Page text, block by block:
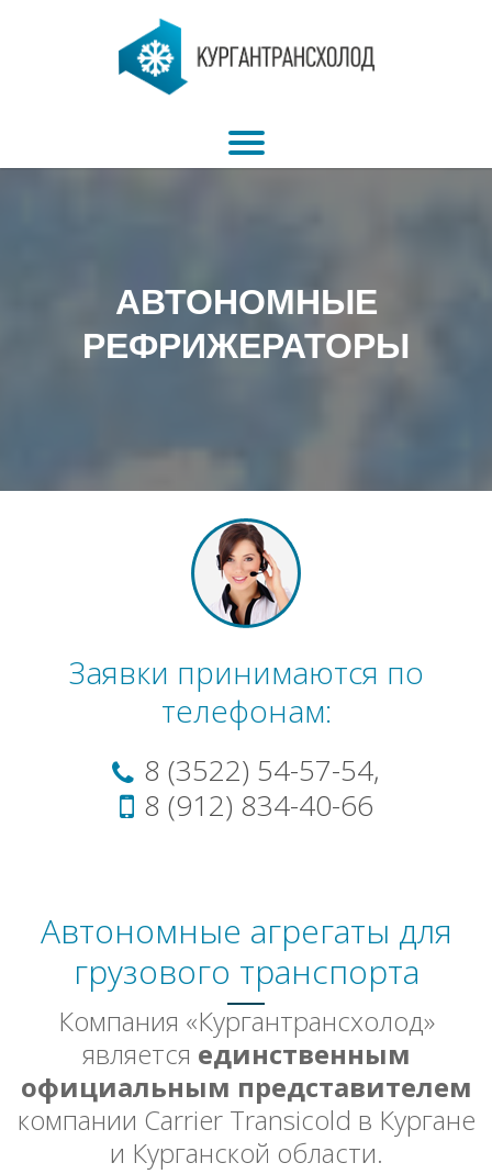
АВТОНОМНЫЕ
РЕФРИЖЕРАТОРЫ
Заявки принимаются по
телефонам:
8 (3522) 54-57-54,
8 (912) 834-40-66
Автономные агрегаты для
грузового транспорта
Компания «Кургантрансхолод»
является единственным
официальным представителем
компании Carrier Transicold в Кургане
и Курганской области.